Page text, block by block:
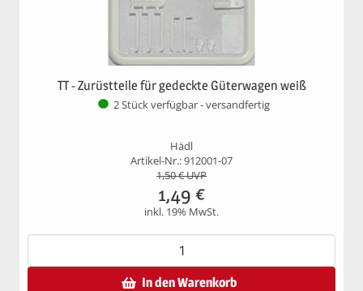
TT - Zurüstteile für gedeckte Güterwagen weiß
2 Stück verfügbar - versandfertig
Hädl
Artikel-Nr.: 912001-07
1,50€ UVP
1,49 €
inkl. 19% MwSt.
In den Warenkorb